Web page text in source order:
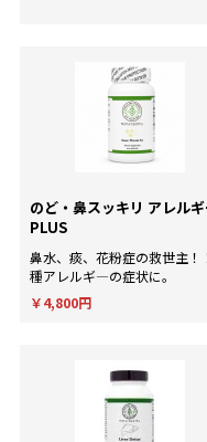
のど・鼻スッキリ アレル
PLUS
鼻水、痰、花粉症の救世主！
種アレルギ―の症状に。
￥4,800円